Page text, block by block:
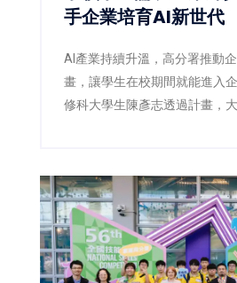
手企業培育AI新世代
AI產業持續升溫，高分署推動
畫，讓學生在校期間就能進入
修科大學生陳彥志透過計畫，